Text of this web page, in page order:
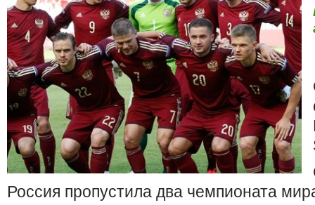
Россия пропустила два чемпионата